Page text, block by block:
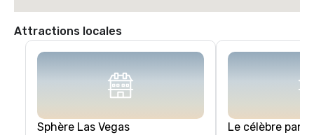
Attractions locales
Sphère Las Vegas
Le célèbre